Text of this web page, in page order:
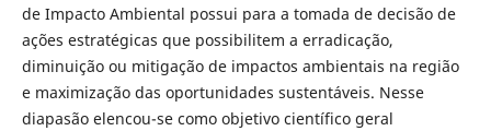
de Impacto Am­biental possui para a tomada de decisão de
ações estratégicas que possibili­tem a erradicação,
diminuição ou mitigação de impactos ambientais na região
e maximização das oportunidades sustentáveis. Nesse
diapasão elencou-se como objetivo científico geral